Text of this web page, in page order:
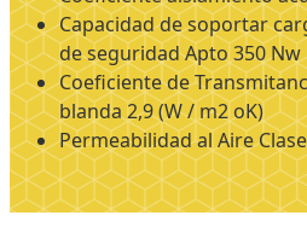
Capacidad de soportar
de seguridad Apto 350 Nw
Coeficiente de
blanda 2,9 (W / m2 oK)
Permeabilidad al Aire